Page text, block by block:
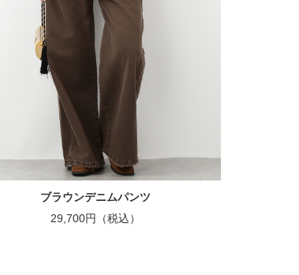
ブラウンデニムパンツ
29,700円（税込）